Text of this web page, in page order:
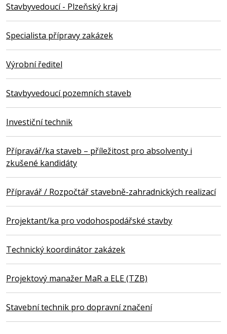
Stavbyvedoucí - Plzeňský kraj
Specialista přípravy zakázek
Výrobní ředitel
Stavbyvedoucí pozemních staveb
Investiční technik
Přípravář/ka staveb – příležitost pro absolventy i
zkušené kandidáty
Přípravář / Rozpočtář stavebně-zahradnických realizací
Projektant/ka pro vodohospodářské stavby
Technický koordinátor zakázek
Projektový manažer MaR a ELE (TZB)
Stavební technik pro dopravní značení